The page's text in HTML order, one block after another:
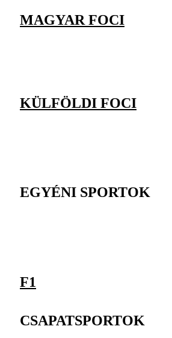
MAGYAR FOCI
KÜLFÖLDI FOCI
EGYÉNI SPORTOK
F1
CSAPATSPORTOK